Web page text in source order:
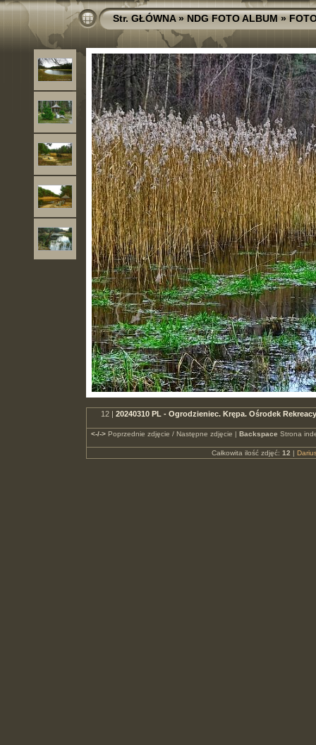
Str. GŁÓWNA»NDG FOTO ALBUM»
12 | 20240310 PL - Ogrodzieniec. Krępa. Ośrodek
<-/->Poprzednie zdjęcie / Następne zdjęcie | Backspace Strona
Całkowita ilość zdjęć: 12 |